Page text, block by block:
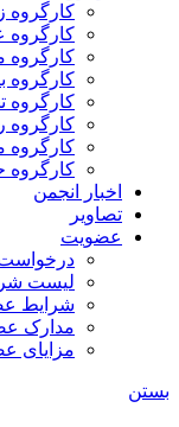
کارگروه
کارگروه
کارگروه
کارگروه
کارگروه
کارگروه
کارگروه
کارگروه
اخبار انجمن
تصاویر
عضویت
لیست
شرایط
مدارک
مزایای
بستن